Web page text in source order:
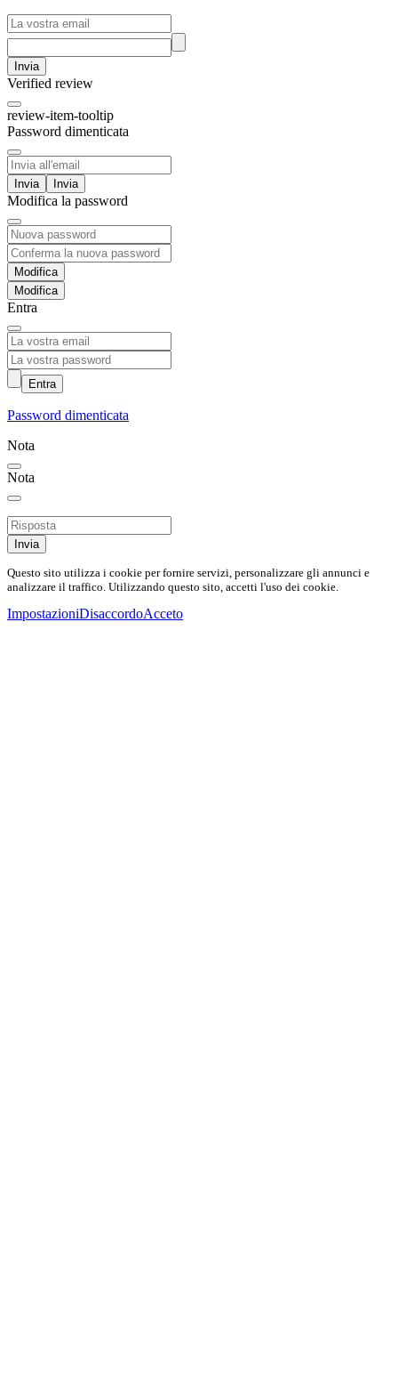
Invia
Verified review
review-item-tooltip
Password dimenticata
Invia
Modifica la password
Modifica
Entra
Entra
Password dimenticata
Nota
Nota
Invia
Questo sito utilizza i cookie per fornire servizi, personalizzare gli annunci e
analizzare il traffico. Utilizzando questo sito, accetti l'uso dei cookie.
ImpostazioniDisaccordoAcceto